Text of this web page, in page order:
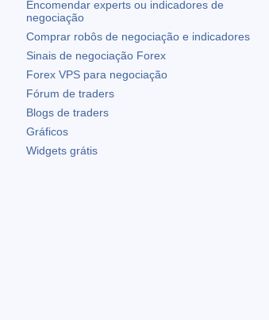
Encomendar experts ou indicadores de
negociação
Comprar robôs de negociação e indicadores
Sinais de negociação Forex
Forex VPS para negociação
Fórum de traders
Blogs de traders
Gráficos
Widgets grátis